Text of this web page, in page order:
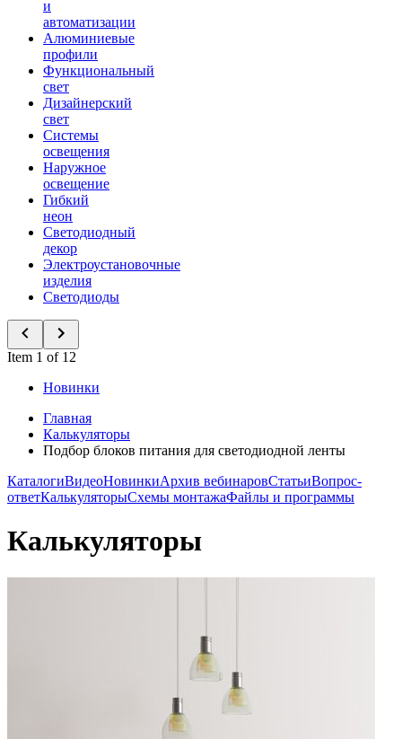
и
автоматизации
Алюминиевые
профили
Функциональный
свет
Дизайнерский
свет
Системы
освещения
Наружное
освещение
Гибкий
неон
Светодиодный
декор
Электроустановочные
изделия
Светодиоды
Item 1 of 12
Новинки
Главная
Калькуляторы
Подбор блоков питания для светодиодной ленты
КаталогиВидеоНовинкиАрхив вебинаровСтатьиВопрос-
ответКалькуляторыСхемы монтажаФайлы и программы
Калькуляторы